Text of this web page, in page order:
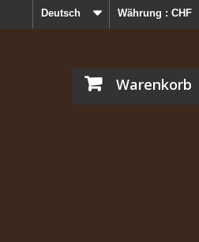
Währung : CHF
Deutsch
Warenkorb